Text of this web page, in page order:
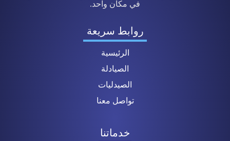
في مكان واحد.
روابط سريعة
الرئيسية
الصيادلة
الصيدليات
تواصل معنا
خدماتنا